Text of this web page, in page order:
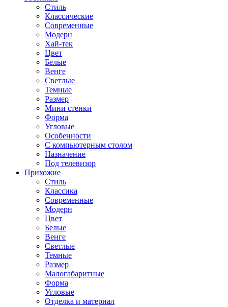
Стиль
Классические
Современные
Модерн
Хай-тек
Цвет
Белые
Венге
Светлые
Темные
Размер
Мини стенки
Форма
Угловые
Особенности
С компьютерным столом
Назначение
Под телевизор
Прихожие
Стиль
Классика
Современные
Модерн
Цвет
Белые
Венге
Светлые
Темные
Размер
Малогабаритные
Форма
Угловые
Отделка и материал